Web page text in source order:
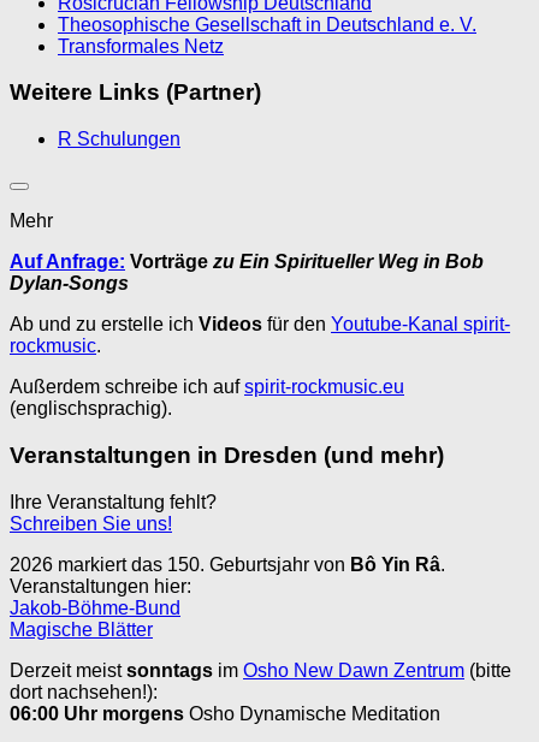
Theosophische Gesellschaft in Deutschland e. V.
Transformales Netz
Weitere Links (Partner)
R Schulungen
Mehr
Auf Anfrage: Vorträge zu Ein Spiritueller Weg in Bob
Dylan-Songs
Ab und zu erstelle ich Videos für den Youtube-Kanal spirit-
rockmusic.
Außerdem schreibe ich aufspirit-rockmusic.eu
(englischsprachig).
Veranstaltungen in Dresden (und mehr)
Ihre Veranstaltung fehlt?
Schreiben Sie uns!
2026 markiert das 150. Geburtsjahr von Bô Yin Râ.
Veranstaltungen hier:
Jakob-Böhme-Bund
Magische Blätter
Derzeit meistsonntags im Osho New Dawn Zentrum (bitte
dort nachsehen!):
06:00 Uhr morgens Osho Dynamische Meditation